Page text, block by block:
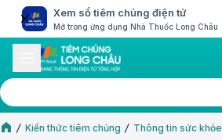
Xem sổ tiêm chủng điện tử
Mở trong ứng dụng Nhà Thuốc Long Châu
Kiến thức tiêm chủng Thông tin sức khỏe